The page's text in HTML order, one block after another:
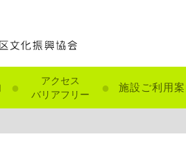
●
アクセス
バリアフリー
● 施設ご利用